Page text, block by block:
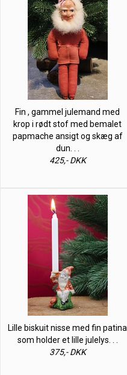
Fin , gammel julemand med
krop i rødt stof med bemalet
papmache ansigt og skæg af
dun. . .
425,- DKK
Lille biskuit nisse med fin patina
som holder et lille julelys. . .
375,- DKK